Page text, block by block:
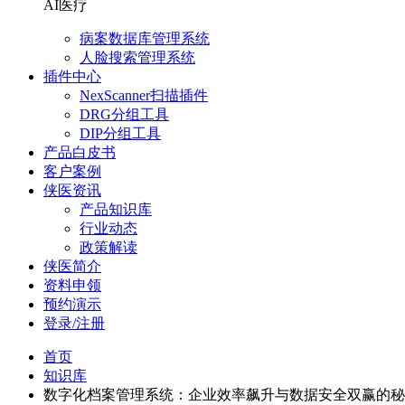
AI医疗
病案数据库管理系统
人脸搜索管理系统
插件中心
NexScanner扫描插件
DRG分组工具
DIP分组工具
产品白皮书
客户案例
侠医资讯
产品知识库
行业动态
政策解读
侠医简介
资料申领
预约演示
登录/注册
首页
知识库
数字化档案管理系统：企业效率飙升与数据安全双赢的